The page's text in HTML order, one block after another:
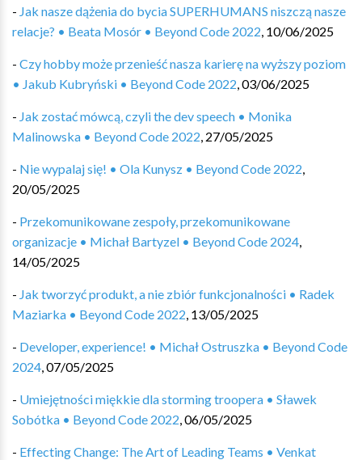
- Jak nasze dążenia do bycia SUPERHUMANS niszczą nasze
relacje? • Beata Mosór • Beyond Code 2022, 10/06/2025
- Czy hobby może przenieść nasza karierę na wyższy poziom
• Jakub Kubryński • Beyond Code 2022,03/06/2025
- Jak zostać mówcą, czyli the dev speech • Monika
Malinowska • Beyond Code 2022, 27/05/2025
- Nie wypalaj się! • Ola Kunysz • Beyond Code 2022,
20/05/2025
- Przekomunikowane zespoły, przekomunikowane
organizacje • Michał Bartyzel • Beyond Code 2024,
14/05/2025
- Jak tworzyć produkt, a nie zbiór funkcjonalności • Radek
Maziarka • Beyond Code 2022, 13/05/2025
- Developer, experience! • Michał Ostruszka • Beyond Code
2024,07/05/2025
- Umiejętności miękkie dla storming troopera • Sławek
Sobótka • Beyond Code 2022,06/05/2025
- Effecting Change: The Art of Leading Teams • Venkat